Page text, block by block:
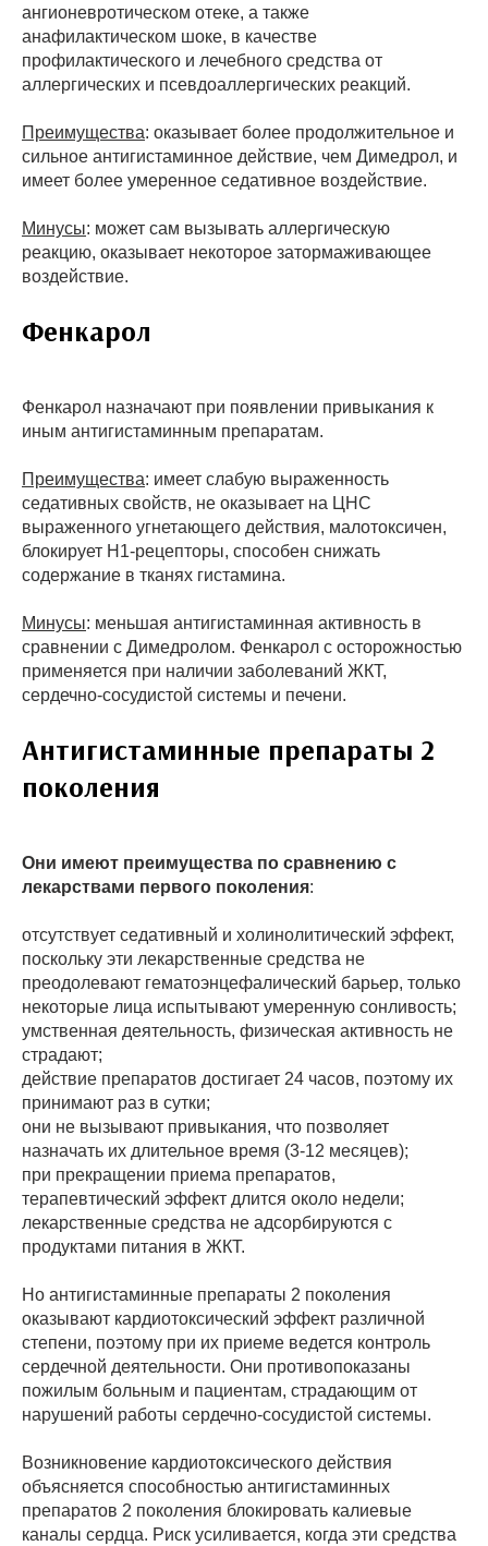
ангионевротическом отеке, а также
анафилактическом шоке, в качестве
профилактического и лечебного средства от
аллергических и псевдоаллергических реакций.
Преимущества: оказывает более продолжительное и
сильное антигистаминное действие, чем Димедрол, и
имеет более умеренное седативное воздействие.
Минусы: может сам вызывать аллергическую
реакцию, оказывает некоторое затормаживающее
воздействие.
Фенкарол
Фенкарол назначают при появлении привыкания к
иным антигистаминным препаратам.
Преимущества: имеет слабую выраженность
седативных свойств, не оказывает на ЦНС
выраженного угнетающего действия, малотоксичен,
блокирует Н1-рецепторы, способен снижать
содержание в тканях гистамина.
Минусы: меньшая антигистаминная активность в
сравнении с Димедролом. Фенкарол с осторожностью
применяется при наличии заболеваний ЖКТ,
сердечно-сосудистой системы и печени.
Антигистаминные препараты 2
поколения
Они имеют преимущества по сравнению с
лекарствами первого поколения:
отсутствует седативный и холинолитический эффект,
поскольку эти лекарственные средства не
преодолевают гематоэнцефалический барьер, только
некоторые лица испытывают умеренную сонливость;
умственная деятельность, физическая активность не
страдают;
действие препаратов достигает 24 часов, поэтому их
принимают раз в сутки;
они не вызывают привыкания, что позволяет
назначать их длительное время (3-12 месяцев);
при прекращении приема препаратов,
терапевтический эффект длится около недели;
лекарственные средства не адсорбируются с
продуктами питания в ЖКТ.
Но антигистаминные препараты 2 поколения
оказывают кардиотоксический эффект различной
степени, поэтому при их приеме ведется контроль
сердечной деятельности. Они противопоказаны
пожилым больным и пациентам, страдающим от
нарушений работы сердечно-сосудистой системы.
Возникновение кардиотоксического действия
объясняется способностью антигистаминных
препаратов 2 поколения блокировать калиевые
каналы сердца. Риск усиливается, когда эти средства